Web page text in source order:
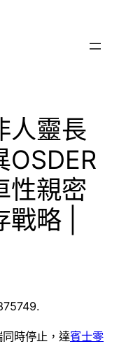
人靈長
OSDER
性親密
略 |
時停止，達賓士零